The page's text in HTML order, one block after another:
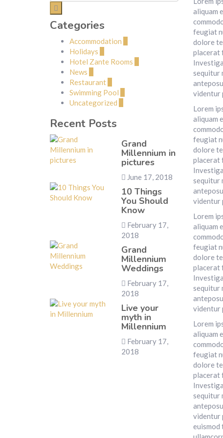
Categories
Accommodation
Holidays
Hotel Zante Rooms
News
Restaurant
Swimming Pool
Uncategorized
Recent Posts
Grand
Millennium in
pictures
June 17, 2018
10 Things
You Should
Know
February 17,
2018
Grand
Millennium
Weddings
February 17,
2018
Live your
myth in
Millennium
February 17,
2018
aliquam
feugiat
dolore
placerat
sequitur
videntur
Lorem
aliquam
feugiat
dolore
placerat
sequitur
videntur
Lorem
aliquam
feugiat
dolore
placerat
sequitur
videntur
Lorem
aliquam
feugiat
dolore
placerat
sequitur
videntur
euismod